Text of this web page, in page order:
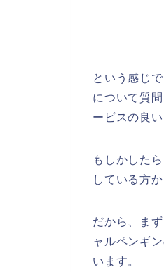
という感じ
について質
ービスの良
もしかした
している方
だから、ま
ャルペンギ
います。